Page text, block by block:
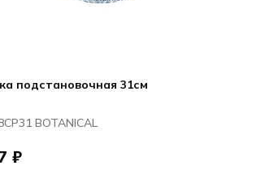
подстановочная 31см
BOTANICAL
₽